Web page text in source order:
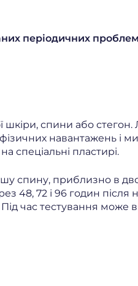
періодичних проблем
шкіри, спини або
навантажень і
спеціальні пластирі.
спину, приблизно в
48, 72 і 96 годин
час тестування